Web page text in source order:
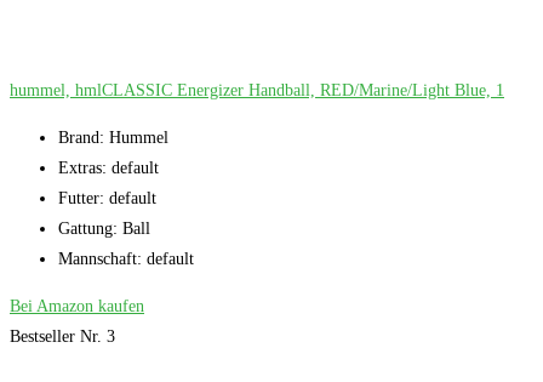
hummel, hmlCLASSIC Energizer Handball, RED/Marine/Light Blue, 1
Brand: Hummel
Extras: default
Futter: default
Gattung: Ball
Mannschaft: default
Bei Amazon kaufen
Bestseller Nr. 3